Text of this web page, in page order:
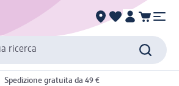
ricerca
Spedizione gratuita da 49 €